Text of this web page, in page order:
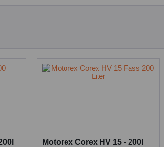
Motorex Corex HV 15 - 200l